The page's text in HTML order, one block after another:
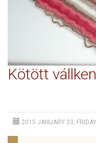
Kötött
2015 JANUARY 23,